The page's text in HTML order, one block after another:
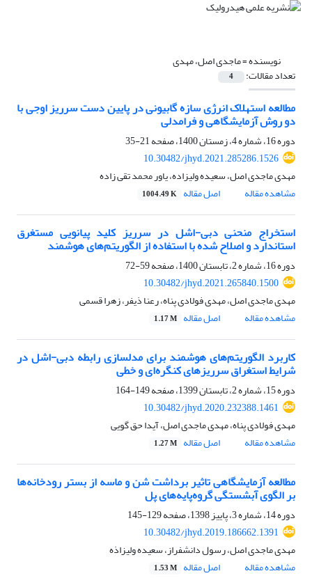
نویسنده =ماجدی اصل، مهدی
تعداد مقالات: 4
مطالعه استهلاک انرژی سازه گابیونی در پایین دست سرریز اوجی با
دو روش آزمایشگاهی و فرامدلی
دوره 16، شماره 4، زمستان 1400، صفحه
21-35
10.30482/jhyd.2021.285286.1526
مهدی ماجدی اصل، سعیده ولیزاده، یاور محمد تقی زاده
مشاهده مقاله
اصل مقاله 1004.49 K
استخراج منحنی دبی-اشل در سرریز کلید پیانویی مستغرق
استاندارد و اصلاح شده با استفاده از الگوریتم‌های هوشمند
دوره 16، شماره 2، تابستان 1400، صفحه
59-72
10.30482/jhyd.2021.265840.1500
مهدی ماجدی اصل، مهدی فولادی پناه، رعنا ذیفر، زهرا قسمی
مشاهده مقاله
اصل مقاله 1.17 M
کاربرد الگوریتم‌های هوشمند برای مدلسازی رابطه دبی-اشل در
شرایط استغراق سرریزهای کنگره‌ای و خطی
دوره 15، شماره 2، تابستان 1399، صفحه
149-164
10.30482/jhyd.2020.232388.1461
مهدی فولادی پناه، مهدی ماجدی اصل، آیدا حق گویی
مشاهده مقاله
اصل مقاله 1.27 M
مطالعه آزمایشگاهی تاثیر برداشت شن و ماسه از بستر رودخانه‌ها
بر الگوی آبشستگی گروه‌پایه‌های پل
دوره 14، شماره 3، پاییز 1398، صفحه
129-145
10.30482/jhyd.2019.186662.1391
مهدی ماجدی اصل، رسول دانشفراز، سعیده ولیزاذه
مشاهده مقاله
اصل مقاله 1.53 M